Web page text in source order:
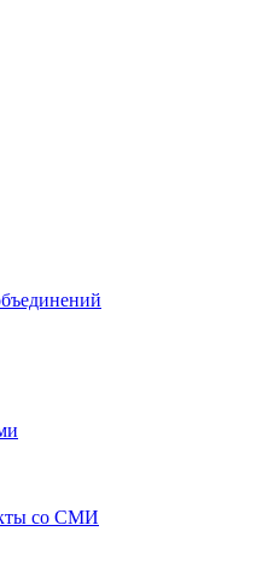
со СМИ